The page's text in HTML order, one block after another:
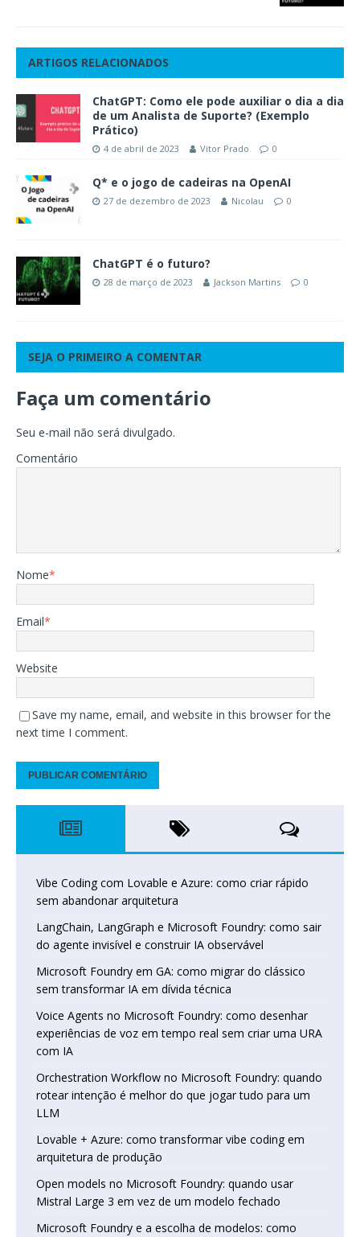
ARTIGOS RELACIONADOS
ChatGPT: Como ele pode auxiliar o dia a dia
de um Analista de Suporte? (Exemplo
Prático)
4 de abril de 2023 Vitor Prado 0
Q* e o jogo de cadeiras na OpenAI
27 de dezembro de 2023 Nicolau 0
ChatGPT é o futuro?
28 de março de 2023 Jackson Martins 0
SEJA O PRIMEIRO A COMENTAR
Faça um comentário
Seu e-mail não será divulgado.
Comentário
Nome*
Email*
Website
Save my name, email, and website in this browser for the
next time I comment.
Vibe Coding com Lovable e Azure: como criar rápido
sem abandonar arquitetura
LangChain, LangGraph e Microsoft Foundry: como sair
do agente invisível e construir IA observável
Microsoft Foundry em GA: como migrar do clássico
sem transformar IA em dívida técnica
Voice Agents no Microsoft Foundry: como desenhar
experiências de voz em tempo real sem criar uma URA
com IA
Orchestration Workflow no Microsoft Foundry: quando
rotear intenção é melhor do que jogar tudo para um
LLM
Lovable + Azure: como transformar vibe coding em
arquitetura de produção
Open models no Microsoft Foundry: quando usar
Mistral Large 3 em vez de um modelo fechado
Microsoft Foundry e a escolha de modelos: como